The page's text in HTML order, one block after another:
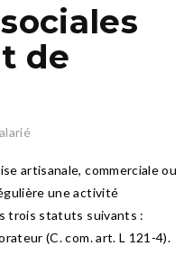
de
artisanale, commerciale ou
une activité
trois statuts suivants :
(C. com. art. L 121-4).